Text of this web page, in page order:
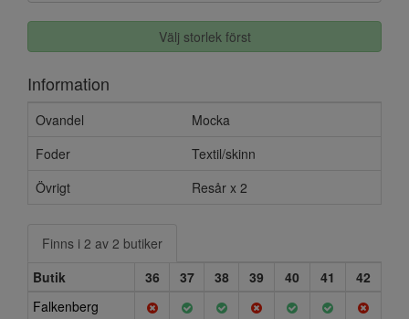
Välj storlek först
Information
Ovandel
Mocka
Foder
Textil/skinn
Övrigt
Resår x 2
Finns i 2 av 2 butiker
Butik
36 37 38 39 40 41
42
Falkenberg